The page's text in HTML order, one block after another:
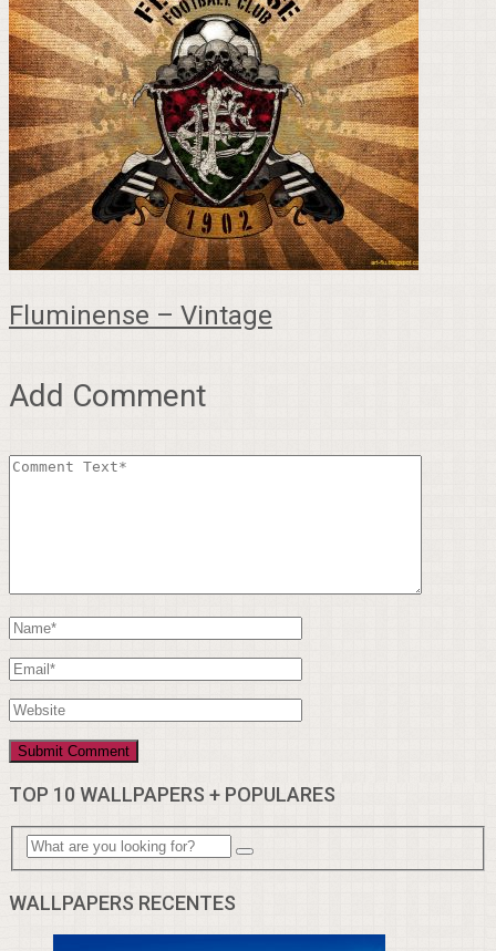
Fluminense – Vintage
Add Comment
TOP 10 WALLPAPERS + POPULARES
WALLPAPERS RECENTES